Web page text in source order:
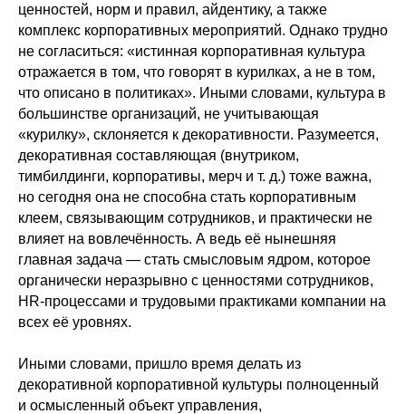
ценностей, норм и правил, айдентику, а также
комплекс корпоративных мероприятий. Однако трудно
не согласиться: «истинная корпоративная культура
отражается в том, что говорят в курилках, а не в том,
что описано в политиках». Иными словами, культура в
большинстве организаций, не учитывающая
«курилку», склоняется к декоративности. Разумеется,
декоративная составляющая (внутриком,
тимбилдинги, корпоративы, мерч и т. д.) тоже важна,
но сегодня она не способна стать корпоративным
клеем, связывающим сотрудников, и практически не
влияет на вовлечённость. А ведь её нынешняя
главная задача — стать смысловым ядром, которое
органически неразрывно с ценностями сотрудников,
HR-процессами и трудовыми практиками компании на
всех её уровнях.
Иными словами, пришло время делать из
декоративной корпоративной культуры полноценный
и осмысленный объект управления,